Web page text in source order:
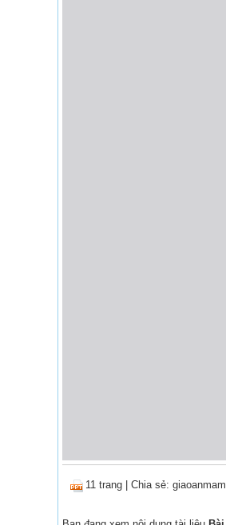
11 trang Chia sẻ: